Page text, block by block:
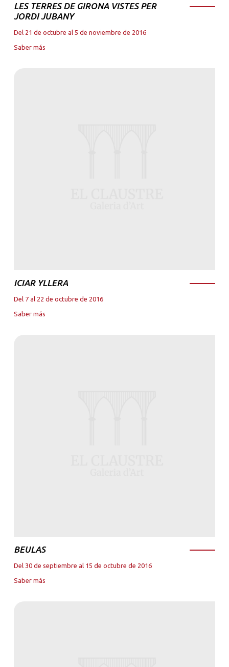
LES TERRES DE GIRONA VISTES PER
JORDI JUBANY
Del 21 de octubre al 5 de noviembre de 2016
Saber más
ICIAR YLLERA
Del 7 al 22 de octubre de 2016
Saber más
BEULAS
Del 30 de septiembre al 15 de octubre de 2016
Saber más